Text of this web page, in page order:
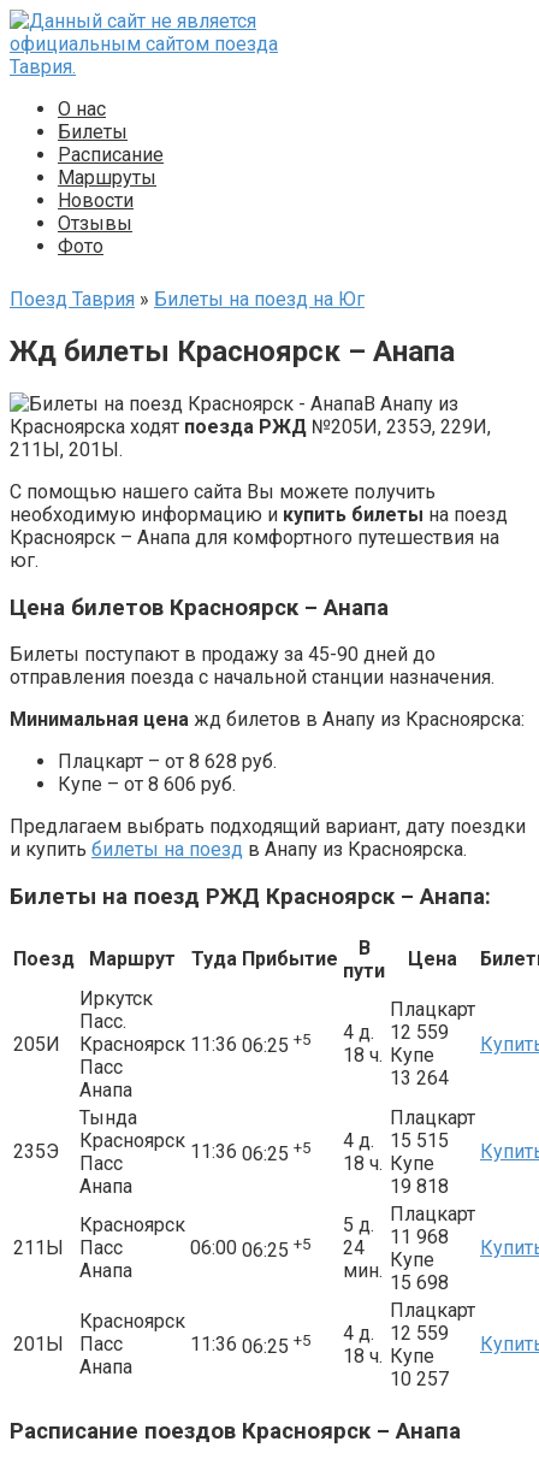
Перейти
к
контенту
О нас
Билеты
Расписание
Маршруты
Новости
Отзывы
Фото
Поезд Таврия » Билеты на поезд на Юг
Жд билеты Красноярск – Анапа
В Анапу из
Красноярска ходят поезда РЖД №205И, 235Э, 229И,
211Ы, 201Ы.
С помощью нашего сайта Вы можете получить
необходимую информацию и купить билеты на поезд
Красноярск – Анапа для комфортного путешествия на
юг.
Цена билетов Красноярск – Анапа
Билеты поступают в продажу за 45-90 дней до
отправления поезда с начальной станции назначения.
Минимальная цена жд билетов в Анапу из Красноярска:
Плацкарт – от 8 628 руб.
Купе – от 8 606 руб.
Предлагаем выбрать подходящий вариант, дату поездки
и купить билеты на поезд в Анапу из Красноярска.
Билеты на поезд РЖД Красноярск – Анапа:
Поезд Маршрут Туда Прибытие
В
пути
Цена
205И
Иркутск
Пасс.
Красноярск
Пасс
Анапа
11:36 06:25 +5
4 д.
18 ч.
Плацкарт
12 559
Купе
13 264
235Э
Тында
Красноярск
Пасс
Анапа
11:36 06:25 +5
4 д.
18 ч.
Плацкарт
15 515
Купе
19 818
211Ы
Красноярск
Пасс
Анапа
06:00 06:25 +5
5 д.
24
мин.
Плацкарт
11 968
Купе
15 698
201Ы
Красноярск
Пасс
Анапа
11:36 06:25 +5
4 д.
18 ч.
Плацкарт
12 559
Купе
10 257
Расписание поездов Красноярск – Анапа